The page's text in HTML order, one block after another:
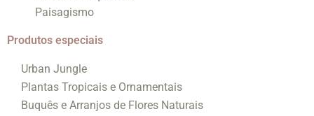
Paisagismo
Produtos especiais
Urban Jungle
Plantas Tropicais e Ornamentais
Buquês e Arranjos de Flores Naturais